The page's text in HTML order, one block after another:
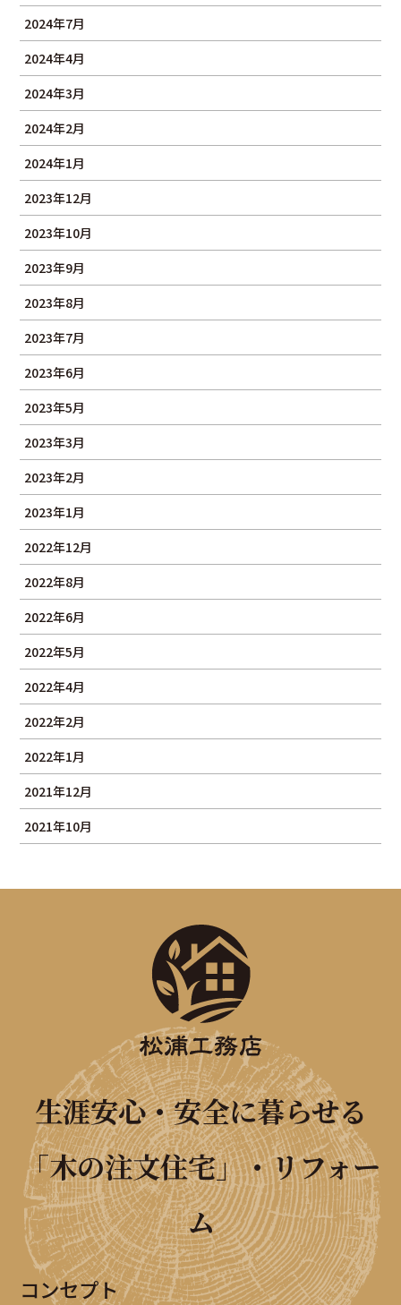
2024年7月
2024年4月
2024年3月
2024年2月
2024年1月
2023年12月
2023年10月
2023年9月
2023年8月
2023年7月
2023年6月
2023年5月
2023年3月
2023年2月
2023年1月
2022年12月
2022年8月
2022年6月
2022年5月
2022年4月
2022年2月
2022年1月
2021年12月
2021年10月
生涯安心・安全に暮らせる
「木の注文住宅」・リフォー
ム
コンセプト